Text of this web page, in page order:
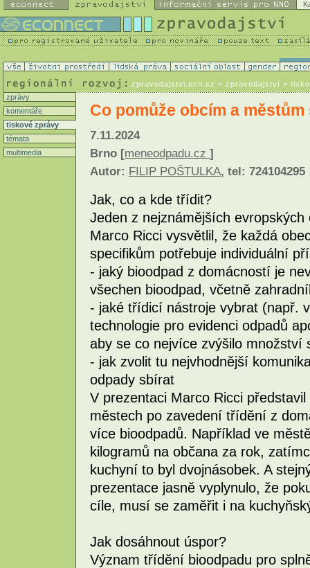
zpravodajstvi.ecn.cz > zpravodajství >
zprávy
komentáře
tiskové zprávy
témata
multimedia
Co pomůže obcím a
7.11.2024
Brno [meneodpadu.cz ]
Autor: FILIP POŠTULKA, tel: 724104295
Jak, co a kde třídit?
Jeden z nejznámějších
Marco Ricci vysvětlil, že každá
specifikům potřebuje individuální
- jaký bioodpad z domácností je
všechen bioodpad, včetně
- jaké třídicí nástroje vybrat (např.
technologie pro evidenci odpadů
aby se co nejvíce zvýšilo množství
- jak zvolit tu nejvhodnější
odpady sbírat
V prezentaci Marco Ricci
městech po zavedení třídění z
více bioodpadů. Například ve
kilogramů na občana za rok,
kuchyní to byl dvojnásobek. A
prezentace jasně vyplynulo, že
cíle, musí se zaměřit i na
Jak dosáhnout úspor?
Význam třídění bioodpadu pro